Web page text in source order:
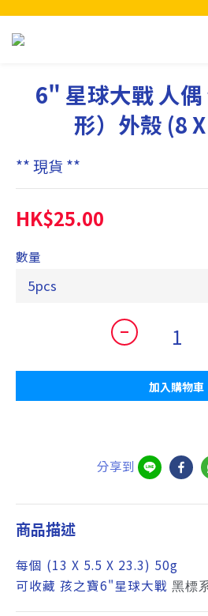
6" 星球大戰 人
形）外殼 (8
** 現貨 **
HK$25.00
數量
加入購物車
分享到
商品描述
每個 (13 X 5.5 X 23.3) 50g
可收藏 孩之寶6"星球大戰 黑標